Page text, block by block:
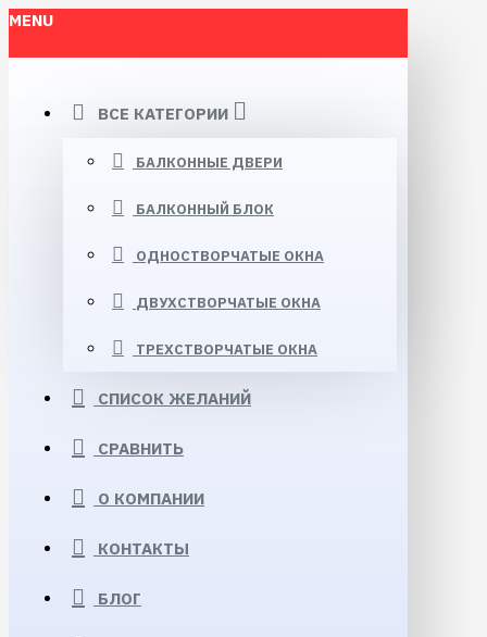
MENU
ВСЕ КАТЕГОРИИ
БАЛКОННЫЕ ДВЕРИ
БАЛКОННЫЙ БЛОК
ОДНОСТВОРЧАТЫЕ ОКНА
ДВУХСТВОРЧАТЫЕ ОКНА
ТРЕХСТВОРЧАТЫЕ ОКНА
СПИСОК ЖЕЛАНИЙ
СРАВНИТЬ
О КОМПАНИИ
КОНТАКТЫ
БЛОГ